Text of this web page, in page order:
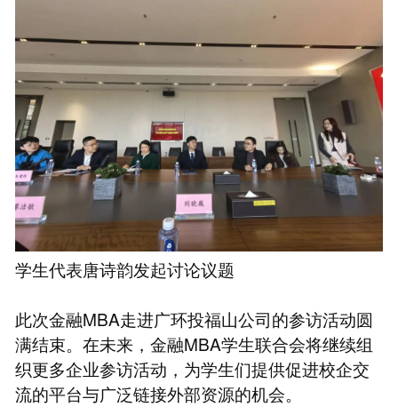
学生代表唐诗韵发起讨论议题
此次金融MBA走进广环投福山公司的参访活动圆
满结束。在未来，金融MBA学生联合会将继续组
织更多企业参访活动，为学生们提供促进校企交
流的平台与广泛链接外部资源的机会。